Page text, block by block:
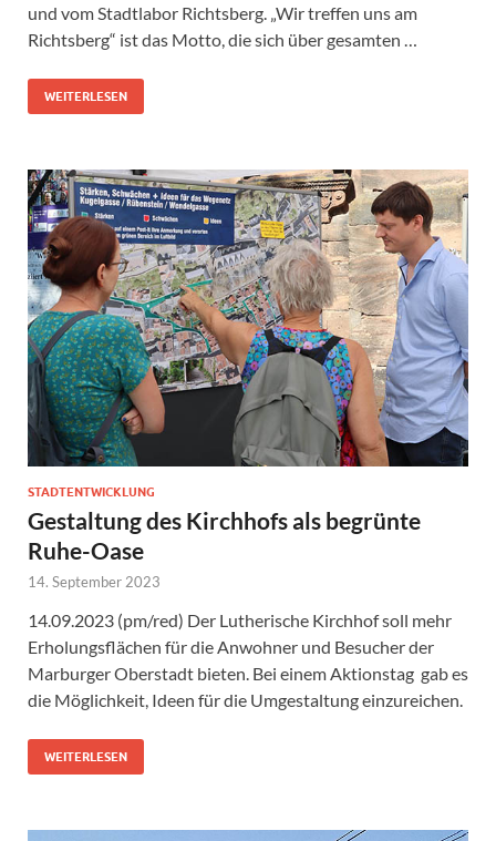
und vom Stadtlabor Richtsberg. „Wir treffen uns am
Richtsberg“ ist das Motto, die sich über gesamten …
WEITERLESEN
STADTENTWICKLUNG
Gestaltung des Kirchhofs als begrünte
Ruhe-Oase
14. September 2023
14.09.2023 (pm/red) Der Lutherische Kirchhof soll mehr
Erholungsflächen für die Anwohner und Besucher der
Marburger Oberstadt bieten. Bei einem Aktionstag gab es
die Möglichkeit, Ideen für die Umgestaltung einzureichen.
WEITERLESEN